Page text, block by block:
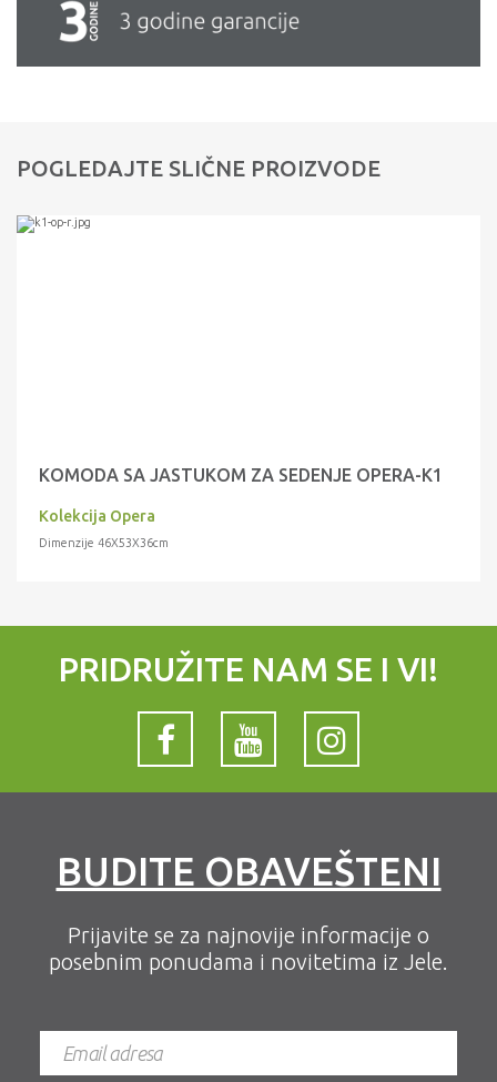
POGLEDAJTE SLIČNE PROIZVODE
KOMODA SA JASTUKOM ZA SEDENJE OPERA-K1
Kolekcija Opera
Dimenzije 46X53X36cm
PRIDRUŽITE NAM SE I VI!
BUDITE OBAVEŠTENI
Prijavite se za najnovije informacije o
posebnim ponudama i novitetima iz Jele.